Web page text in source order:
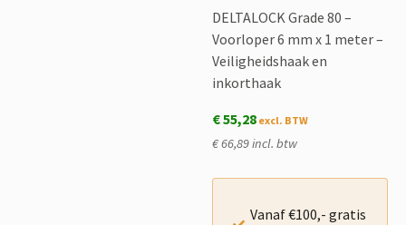
DELTALOCK Grade 80 –
Voorloper 6 mm x 1 meter –
Veiligheidshaak en
inkorthaak
€55,28
€ 66,89 incl. btw
Vanaf €100,- gratis